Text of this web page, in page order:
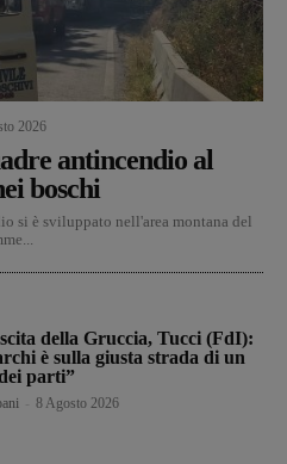
2026
antincendio al
boschi
si è sviluppato nell'area montana del
della Gruccia, Tucci (FdI):
è sulla giusta strada di un
parti”
8 Agosto 2026